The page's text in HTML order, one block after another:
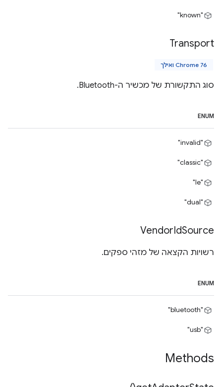
"known"
Transport
Chrome 76 ואילך
סוג התקשורת של מכשיר ה-Bluetooth.
ENUM
"invalid"
"classic"
"le"
"dual"
VendorIdSource
רשויות הקצאה של מזהי ספקים.
ENUM
"bluetooth"
"usb"
Methods